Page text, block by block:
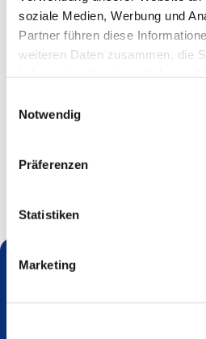
soziale Medien, Werbung und
Partner führen diese
weiteren Daten zusammen, die
Notwendig
Präferenzen
Statistiken
Marketing